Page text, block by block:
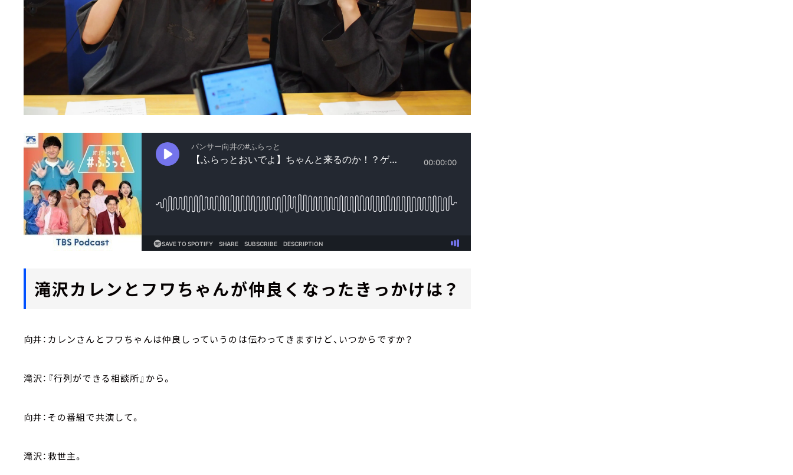
滝沢カレンとフワちゃんが仲良くなったきっかけは？
向井：カレンさんとフワちゃんは仲良しっていうのは伝わってきますけど、いつからですか？
滝沢：『行列ができる相談所』から。
向井：その番組で共演して。
滝沢：救世主。